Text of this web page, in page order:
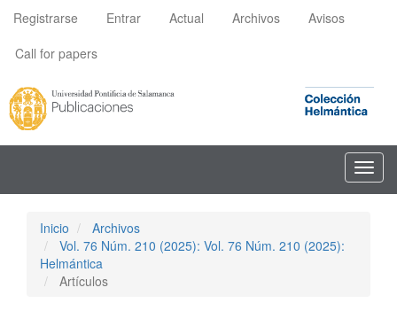
principal
principal
lateral
Registrarse Entrar Actual Archivos
Avisos
Call for papers
Inicio
Archivos
Vol. 76 Núm. 210 (2025): Vol. 76 Núm. 210 (2025):
Helmántica
Artículos